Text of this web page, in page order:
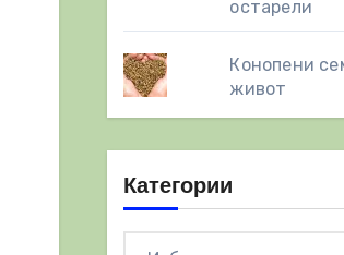
остарели
Конопени
живот
Категории